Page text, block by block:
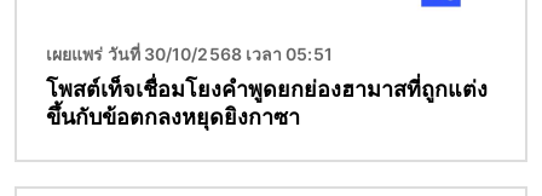
เผยแพร่ วันที่ 30/10/2568 เวลา 05:51
โพสต์เท็จเชื่อมโยงคำพูดยกย่องฮามาสที่ถูกแต่ง
ขึ้นกับข้อตกลงหยุดยิงกาซา